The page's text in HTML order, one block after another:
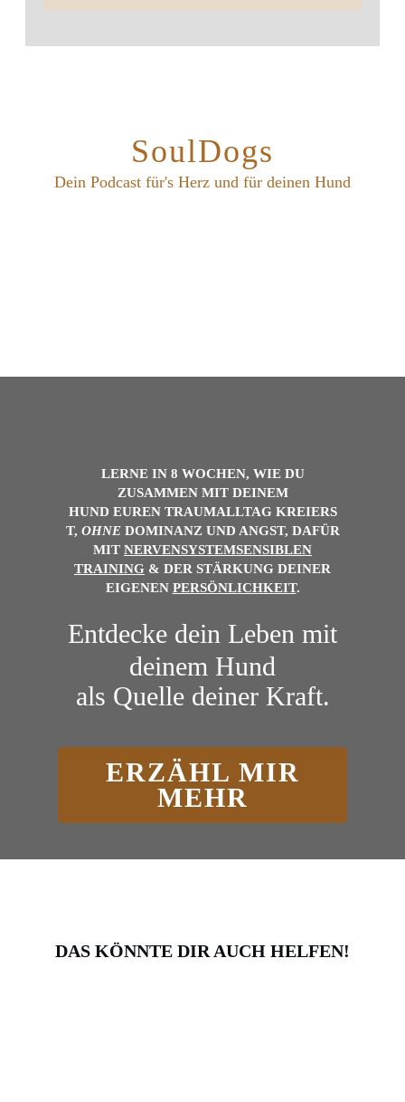
SoulDogs
Dein Podcast für's Herz und für deinen Hund
LERNE IN 8 WOCHEN, WIE DU
ZUSAMMEN MIT DEINEM
HUND EUREN TRAUMALLTAG KREIERS
T, OHNEDOMINANZ UND ANGST, DAFÜR
MIT NERVENSYSTEMSENSIBLEN
TRAINING & DER STÄRKUNG DEINER
EIGENEN PERSÖNLICHKEIT.
Entdecke dein Leben mit
deinem Hund
als Quelle deiner Kraft.
ERZÄHL MIR
MEHR
DAS KÖNNTE DIR AUCH HELFEN!